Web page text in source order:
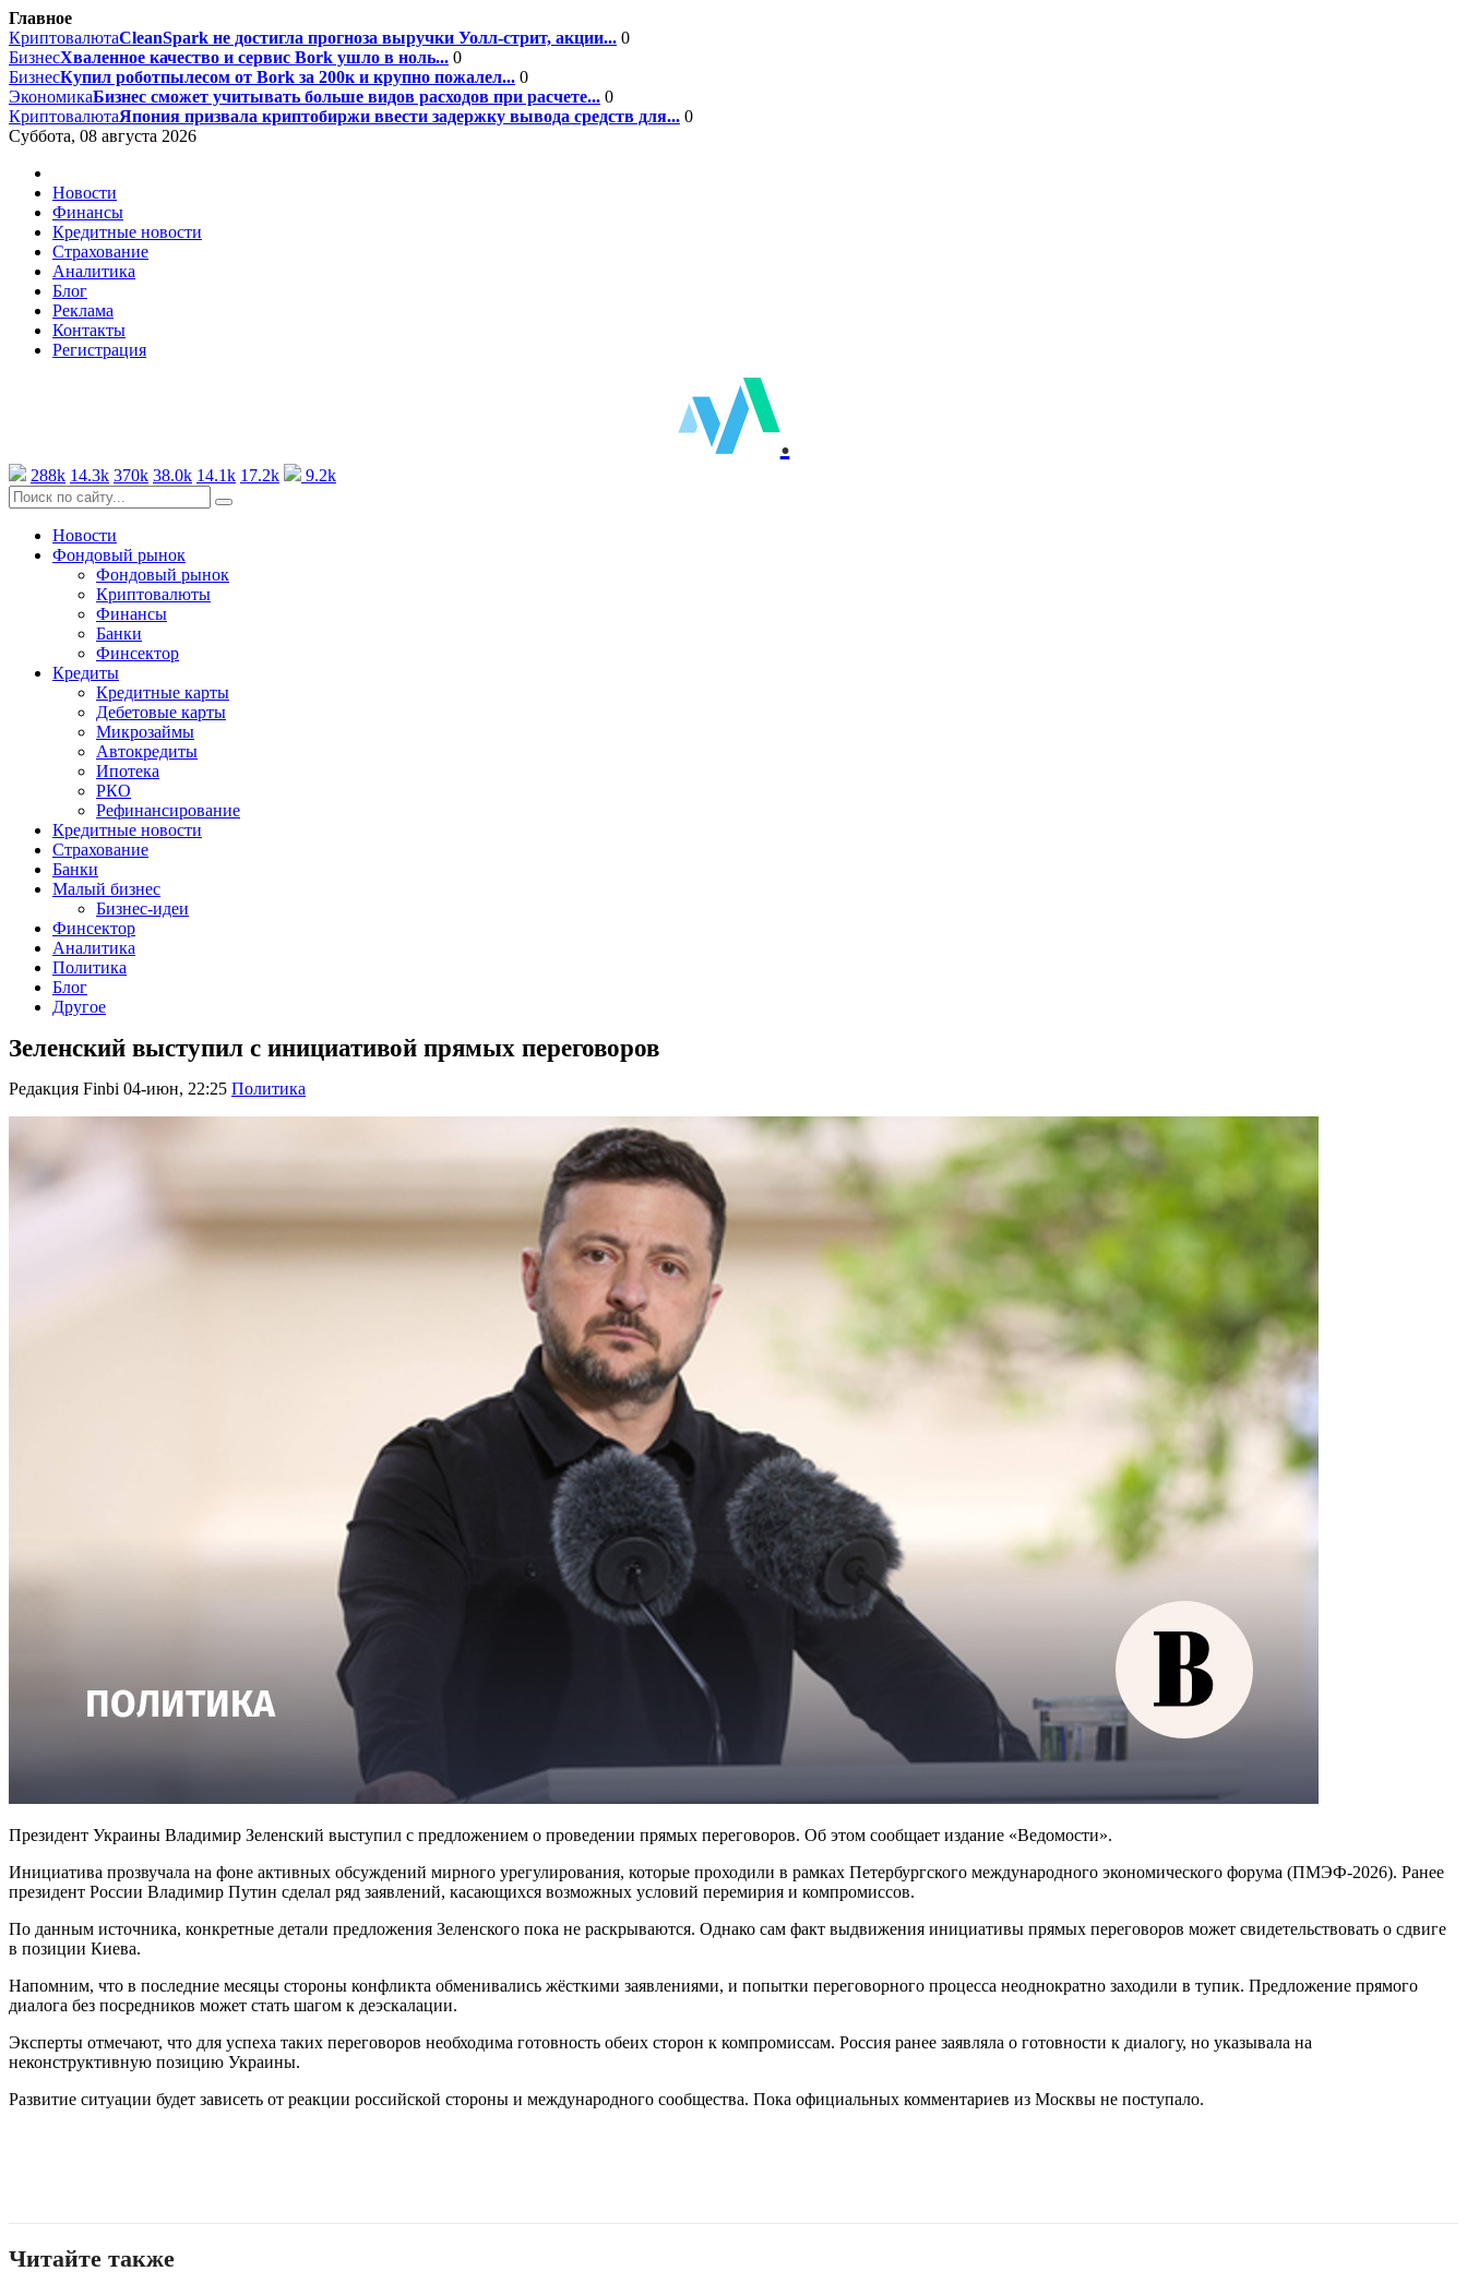
Главное
КриптовалютаCleanSpark не достигла прогноза выручки Уолл-стрит, акции... 0
БизнесХваленное качество и сервис Bork ушло в ноль... 0
БизнесКупил роботпылесом от Bork за 200к и крупно пожалел... 0
ЭкономикаБизнес сможет учитывать больше видов расходов при расчете... 0
КриптовалютаЯпония призвала криптобиржи ввести задержку вывода средств для... 0
Суббота, 08 августа 2026
Новости
Финансы
Кредитные новости
Страхование
Аналитика
Блог
Реклама
Контакты
Регистрация
.
288k 14.3k 370k 38.0k 14.1k 17.2k 9.2k
Новости
Фондовый рынок
Фондовый рынок
Криптовалюты
Финансы
Банки
Финсектор
Кредиты
Кредитные карты
Дебетовые карты
Микрозаймы
Автокредиты
Ипотека
РКО
Рефинансирование
Кредитные новости
Страхование
Банки
Малый бизнес
Бизнес-идеи
Финсектор
Аналитика
Политика
Блог
Другое
Зеленский выступил с инициативой прямых переговоров
Редакция Finbi 04-июн, 22:25 Политика
Президент Украины Владимир Зеленский выступил с предложением о проведении прямых переговоров. Об этом сообщает издание «Ведомости».
Инициатива прозвучала на фоне активных обсуждений мирного урегулирования, которые проходили в рамках Петербургского международного экономического форума (ПМЭФ-2026). Ранее
президент России Владимир Путин сделал ряд заявлений, касающихся возможных условий перемирия и компромиссов.
По данным источника, конкретные детали предложения Зеленского пока не раскрываются. Однако сам факт выдвижения инициативы прямых переговоров может свидетельствовать о сдвиге
в позиции Киева.
Напомним, что в последние месяцы стороны конфликта обменивались жёсткими заявлениями, и попытки переговорного процесса неоднократно заходили в тупик. Предложение прямого
диалога без посредников может стать шагом к деэскалации.
Эксперты отмечают, что для успеха таких переговоров необходима готовность обеих сторон к компромиссам. Россия ранее заявляла о готовности к диалогу, но указывала на
неконструктивную позицию Украины.
Развитие ситуации будет зависеть от реакции российской стороны и международного сообщества. Пока официальных комментариев из Москвы не поступало.
Читайте также